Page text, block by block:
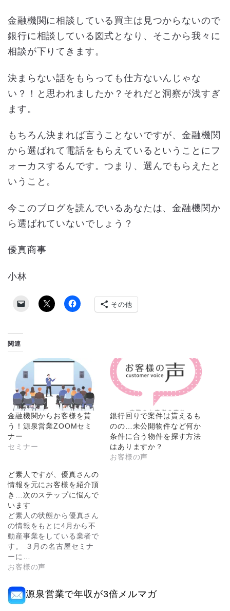
金融機関に相談している買主は見つからないので
銀行に相談している図式となり、そこから我々に
相談が下りてきます。
決まらない話をもらっても仕方ないんじゃな
い？！と思われましたか？それだと洞察が浅すぎ
ます。
もちろん決まれば言うことないですが、金融機関
から選ばれて電話をもらえているということにフ
ォーカスするんです。つまり、選んでもらえたと
いうこと。
今このブログを読んでいるあなたは、金融機関か
ら選ばれていないでしょう？
優真商事
小林
その他
関連
金融機関からお客様を貰
う！源泉営業ZOOMセミ
ナー
セミナー
銀行回りで案件は貰えるも
のの…未公開物件など何か
条件に合う物件を探す方法
はありますか？
お客様の声
ど素人ですが、優真さんの
情報を元にお客様を紹介頂
き…次のステップに悩んで
います
ど素人の状態から優真さん
の情報をもとに4月から不
動産事業をしている業者で
す。 ３月の名古屋セミナ
ーに…
お客様の声
源泉営業で年収が3倍メルマガ